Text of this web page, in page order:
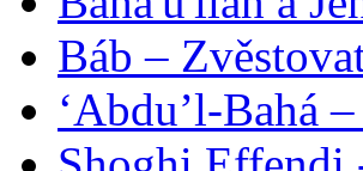
Báb –
‘Abdu’l-Bahá